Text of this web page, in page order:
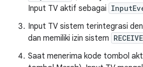
Input TV aktif sebagai
Input TV sistem terintegrasi
dan memiliki izin sistem
Saat menerima kode tombol